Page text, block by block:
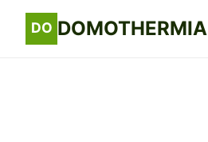
DOMOTHERMIA